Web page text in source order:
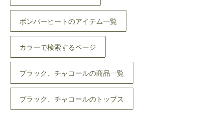
ボンバーヒートのアイテム一覧
カラーで検索するページ
ブラック、チャコールの商品一覧
ブラック、チャコールのトップス